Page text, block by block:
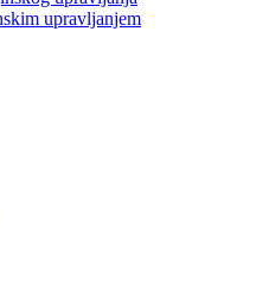
upravljanjem